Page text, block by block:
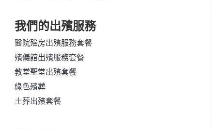
我們的出殯服務
醫院殮房出殯服務套餐
殯儀館出殯服務套餐
教堂聖堂出殯套餐
綠色殯葬
土葬出殯套餐